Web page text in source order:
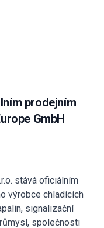
prodejním
GmbH
stává oficiálním
výrobce chladících
signalizační
společnosti